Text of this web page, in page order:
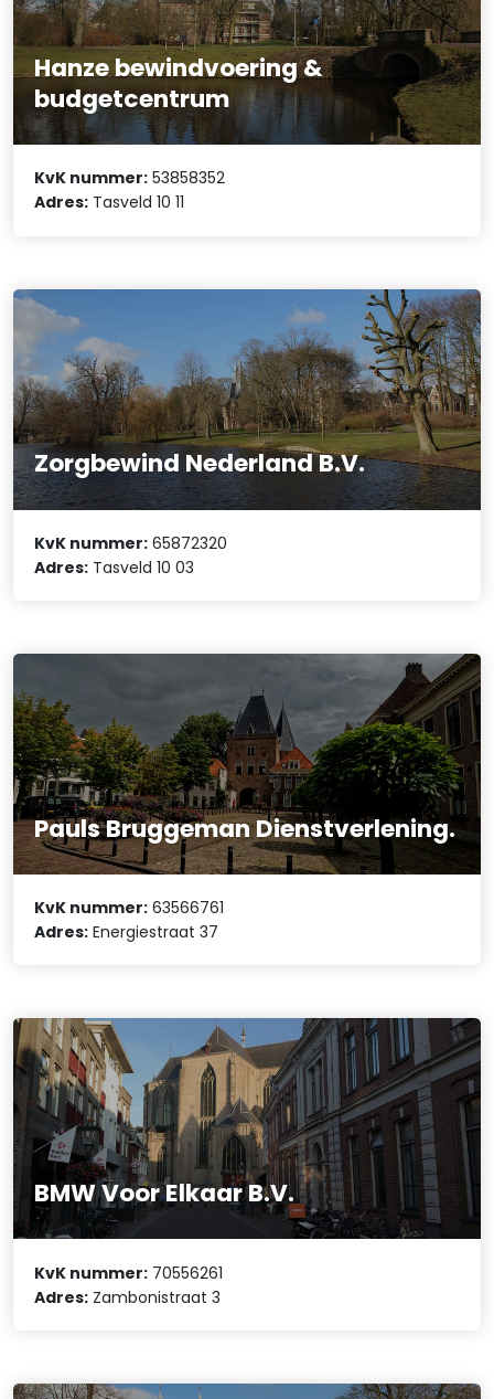
Hanze bewindvoering &
budgetcentrum
KvK nummer: 53858352
Adres: Tasveld 10 11
Zorgbewind Nederland B.V.
KvK nummer: 65872320
Adres: Tasveld 10 03
Pauls Bruggeman Dienstverlening.
KvK nummer: 63566761
Adres: Energiestraat 37
BMW Voor Elkaar B.V.
KvK nummer: 70556261
Adres: Zambonistraat 3